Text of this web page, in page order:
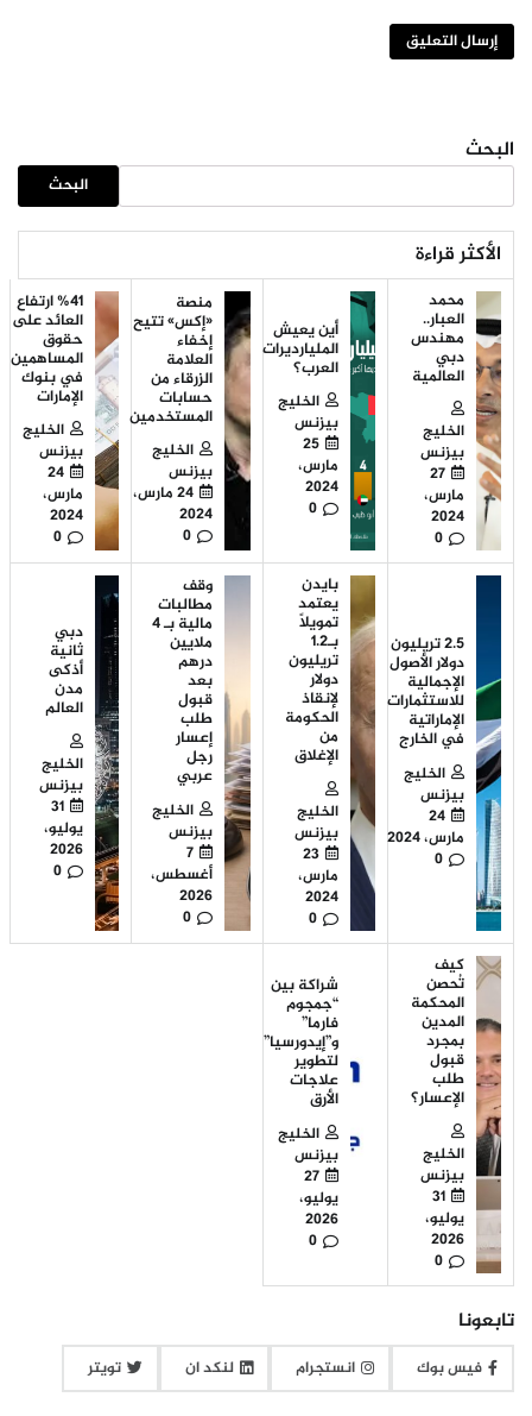
البحث
البحث
الأكثر قراءة
محمد
العبار..
مهندس
دبي
العالمية
الخليج
بيزنس
27
مارس،
2024
0
أين يعيش
المليارديرات
العرب؟
الخليج
بيزنس
25
مارس،
2024
0
منصة
«إكس» تتيح
إخفاء
العلامة
الزرقاء من
حسابات
المستخدمين
الخليج
بيزنس
24 مارس،
2024
0
%41 ارتفاع
العائد على
حقوق
المساهمين
في بنوك
الإمارات
الخليج
بيزنس
24
مارس،
2024
0
2.5 تريليون
دولار الأصول
الإجمالية
للاستثمارات
الإماراتية
في الخارج
الخليج
بيزنس
24
مارس، 2024
0
بايدن
يعتمد
تمويلاً
بـ1.2
تريليون
دولار
لإنقاذ
الحكومة
من
الإغلاق
الخليج
بيزنس
23
مارس،
2024
0
وقف
مطالبات
مالية بـ 4
ملايين
درهم
بعد
قبول
طلب
إعسار
رجل
عربي
الخليج
بيزنس
7
أغسطس،
2026
0
دبي
ثانية
أذكى
مدن
العالم
الخليج
بيزنس
31
يوليو،
2026
0
كيف
تُحصن
المحكمة
المدين
بمجرد
قبول
طلب
الإعسار؟
الخليج
بيزنس
31
يوليو،
2026
0
شراكة بين
“جمجوم
فارما”
و”إيدورسيا”
لتطوير
علاجات
الأرق
الخليج
بيزنس
27
يوليو،
2026
0
تابعونا
فيس بوك انستجرام لنكد ان تويتر